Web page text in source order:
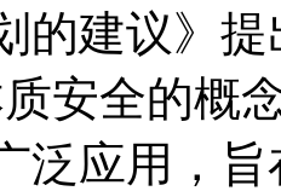
的建议》
安全的概
泛应用 ，